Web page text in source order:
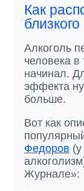
Как
близкого
Алкоголь
человека в
начинал.
эффекта
больше.
Вот как
Федоров (у
Журнале»: